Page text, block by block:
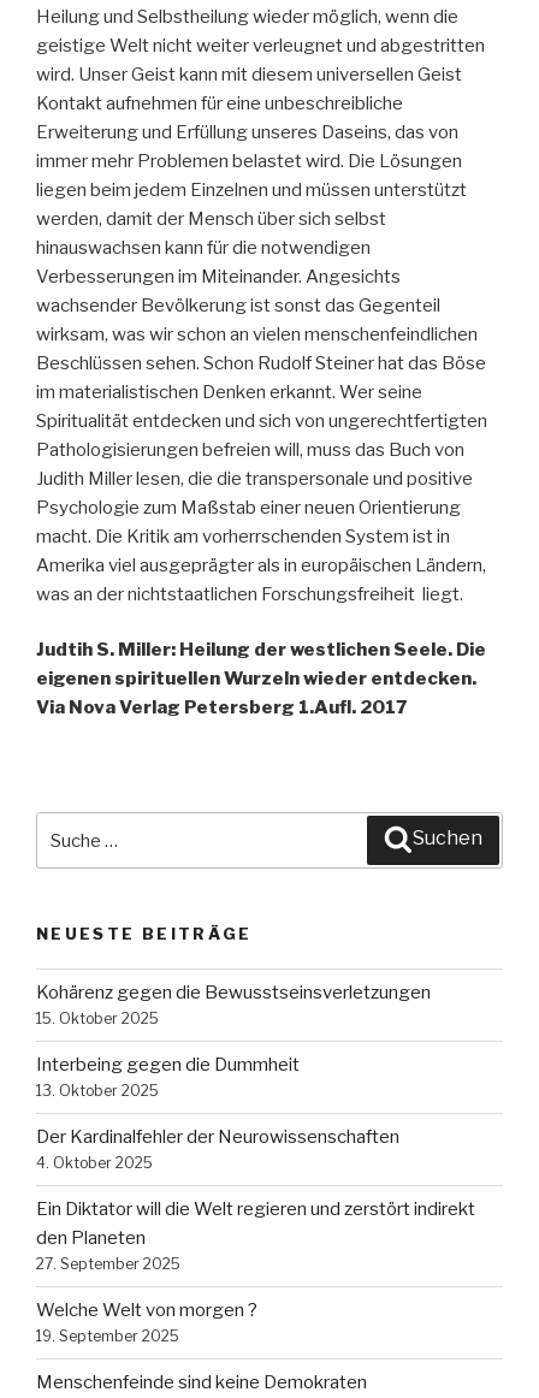
Heilung und Selbstheilung wieder möglich, wenn die
geistige Welt nicht weiter verleugnet und abgestritten
wird. Unser Geist kann mit diesem universellen Geist
Kontakt aufnehmen für eine unbeschreibliche
Erweiterung und Erfüllung unseres Daseins, das von
immer mehr Problemen belastet wird. Die Lösungen
liegen beim jedem Einzelnen und müssen unterstützt
werden, damit der Mensch über sich selbst
hinauswachsen kann für die notwendigen
Verbesserungen im Miteinander. Angesichts
wachsender Bevölkerung ist sonst das Gegenteil
wirksam, was wir schon an vielen menschenfeindlichen
Beschlüssen sehen. Schon Rudolf Steiner hat das Böse
im materialistischen Denken erkannt. Wer seine
Spiritualität entdecken und sich von ungerechtfertigten
Pathologisierungen befreien will, muss das Buch von
Judith Miller lesen, die die transpersonale und positive
Psychologie zum Maßstab einer neuen Orientierung
macht. Die Kritik am vorherrschenden System ist in
Amerika viel ausgeprägter als in europäischen Ländern,
was an der nichtstaatlichen Forschungsfreiheit liegt.
Judtih S. Miller: Heilung der westlichen Seele. Die
eigenen spirituellen Wurzeln wieder entdecken.
Via Nova Verlag Petersberg 1.Aufl. 2017
Suchen
NEUESTE BEITRÄGE
Kohärenz gegen die Bewusstseinsverletzungen
15. Oktober 2025
Interbeing gegen die Dummheit
13. Oktober 2025
Der Kardinalfehler der Neurowissenschaften
4. Oktober 2025
Ein Diktator will die Welt regieren und zerstört indirekt
den Planeten
27. September 2025
Welche Welt von morgen ?
19. September 2025
Menschenfeinde sind keine Demokraten